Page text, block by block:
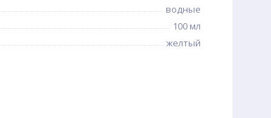
водные
100 мл
желтый